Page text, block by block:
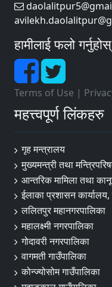
हामीलाई फलो गर्नुहोस्
Terms of Use |
महत्त्वपूर्ण लिंकहरु
गृह मन्त्रालय
मुख्यमन्त्री तथा
आन्तरिक मामिला तथा
ईलाका प्रशासन
ललितपुर महानगरपालिका
महालक्ष्मी नगरपालिका
गोदावरी नगरपालिका
वागमती गाउँपालिका
कोन्ज्योसोम गाउँपालिका